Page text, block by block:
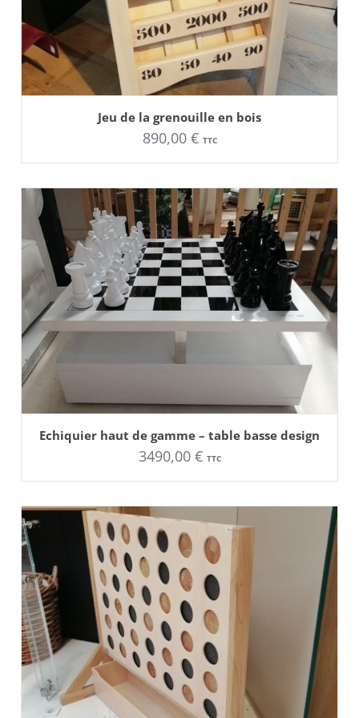
Jeu de la grenouille en bois
890,00 € TTC
Ce
produit
a
variations.
être
choisies
sur
la
page
du
produit
Echiquier haut de gamme – table basse design
3490,00 € TTC